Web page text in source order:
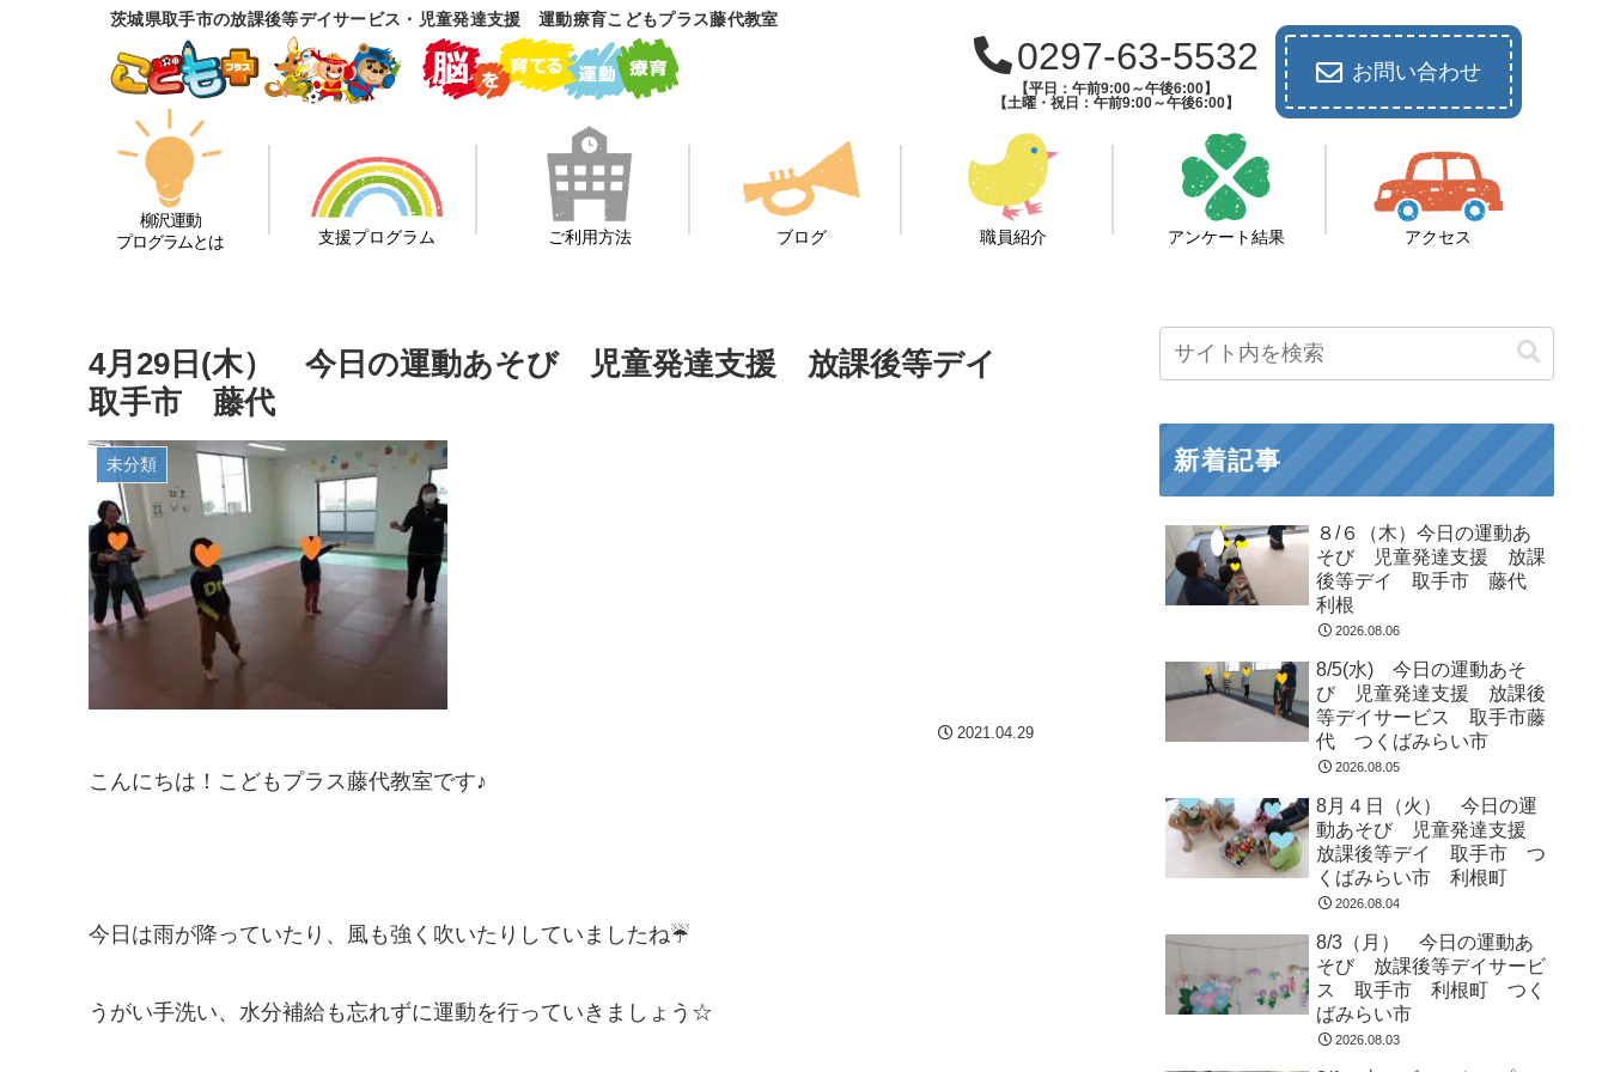
茨城県取手市の放課後等デイサービス・児童発達支援 運動療育こどもプラス藤代教室
0297-63-5532
【平日：午前9:00～午後6:00】
【土曜・祝日：午前9:00～午後6:00】
お問い合わせ
柳沢運動
プログラムとは
支援プログラム ご利用方法 ブログ 職員紹介 アンケート結果 アクセス
4月29日(木） 今日の運動あそび 児童発達支援 放課後等デイ
取手市 藤代
未分類
2021.04.29
こんにちは！こどもプラス藤代教室です♪
今日は雨が降っていたり、風も強く吹いたりしていましたね☔
うがい手洗い、水分補給も忘れずに運動を行っていきましょう☆
新着記事
８/６（木）今日の運動あ
そび 児童発達支援 放課
後等デイ 取手市 藤代
利根
2026.08.06
8/5(水) 今日の運動あそ
び 児童発達支援 放課後
等デイサービス 取手市藤
代 つくばみらい市
2026.08.05
8月４日（火） 今日の運
動あそび 児童発達支援
放課後等デイ 取手市 つ
くばみらい市 利根町
2026.08.04
8/3（月） 今日の運動あ
そび 放課後等デイサービ
ス 取手市 利根町 つく
ばみらい市
2026.08.03